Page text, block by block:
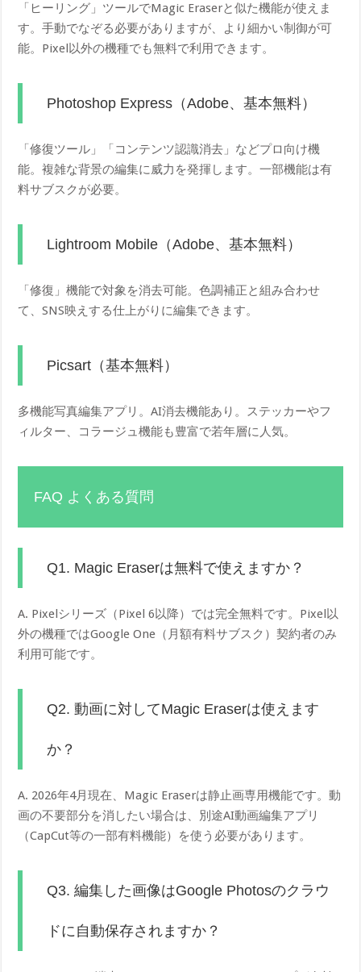
「ヒーリング」ツールでMagic Eraserと似た機能が使えま
す。手動でなぞる必要がありますが、より細かい制御が可
能。Pixel以外の機種でも無料で利用できます。
Photoshop Express（Adobe、基本無料）
「修復ツール」「コンテンツ認識消去」などプロ向け機
能。複雑な背景の編集に威力を発揮します。一部機能は有
料サブスクが必要。
Lightroom Mobile（Adobe、基本無料）
「修復」機能で対象を消去可能。色調補正と組み合わせ
て、SNS映えする仕上がりに編集できます。
Picsart（基本無料）
多機能写真編集アプリ。AI消去機能あり。ステッカーやフ
ィルター、コラージュ機能も豊富で若年層に人気。
FAQ よくある質問
Q1. Magic Eraserは無料で使えますか？
A. Pixelシリーズ（Pixel 6以降）では完全無料です。Pixel以
外の機種ではGoogle One（月額有料サブスク）契約者のみ
利用可能です。
Q2. 動画に対してMagic Eraserは使えます
か？
A. 2026年4月現在、Magic Eraserは静止画専用機能です。動
画の不要部分を消したい場合は、別途AI動画編集アプリ
（CapCut等の一部有料機能）を使う必要があります。
Q3. 編集した画像はGoogle Photosのクラウ
ドに自動保存されますか？